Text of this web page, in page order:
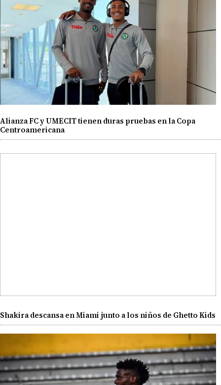
Alianza FC y UMECIT tienen duras pruebas en la Copa
Centroamericana
Shakira descansa en Miami junto a los niños de Ghetto Kids